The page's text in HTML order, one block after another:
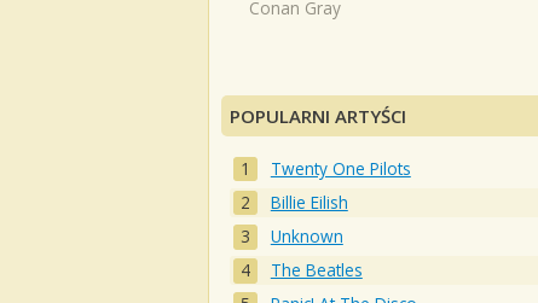
Conan Gray
POPULARNI ARTYŚCI
Twenty One Pilots
Billie Eilish
Unknown
The Beatles